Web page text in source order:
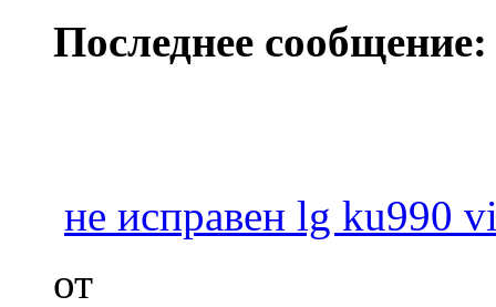
Последнее сообщение:
не исправен lg ku990
от